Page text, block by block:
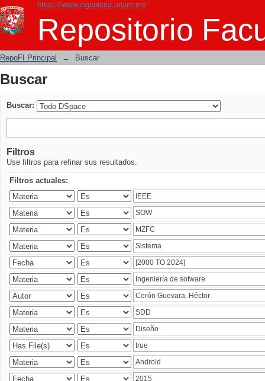
https://www.ingenieria.unam.mx
Repositorio
Buscar
RepoFI Principal → Buscar
Buscar
Buscar:
Filtros
Use filtros para refinar sus resultados.
Filtros actuales: